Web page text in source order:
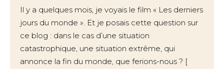
Il y a quelques mois, je voyais le film « Les derniers
jours du monde ». Et je posais cette question sur
ce blog : dans le cas d’une situation
catastrophique, une situation extrême, qui
annonce la fin du monde, que ferions-nous ? [